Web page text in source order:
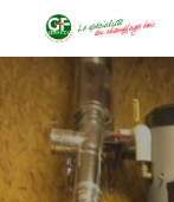
to
content